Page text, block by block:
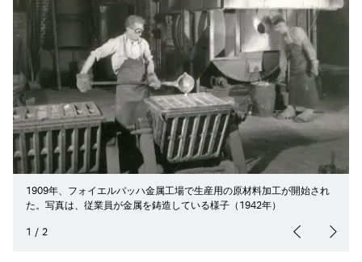
1909年、フォイエルバッハ金属工場で生産用の原材料加工が開始され
た。写真は、従業員が金属を鋳造している様子（1942年）
1 / 2